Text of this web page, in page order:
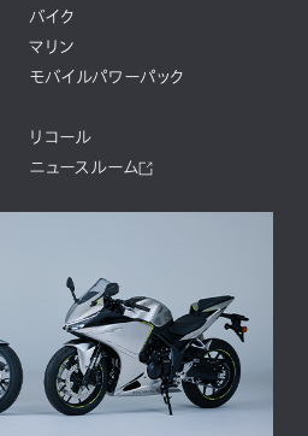
バイク
マリン
モバイルパワーパック
リコール
ニュースルーム